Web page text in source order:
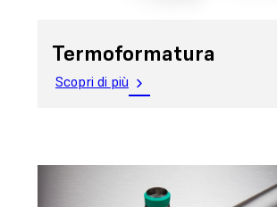
Termoformatura
Scopri di più